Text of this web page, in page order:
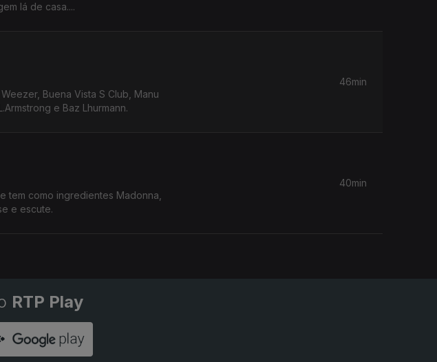
lá de casa....
Buena Vista S Club, Manu
e Baz Lhurmann.
46min
tem como ingredientes Madonna,
e escute.
40min
RTP Play